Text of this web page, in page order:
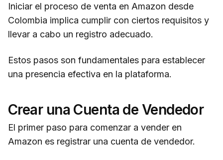
Iniciar el proceso de venta en Amazon desde
Colombia implica cumplir con ciertos requisitos y
llevar a cabo un registro adecuado.
Estos pasos son fundamentales para establecer
una presencia efectiva en la plataforma.
Crear una Cuenta de Vendedor
El primer paso para comenzar a vender en
Amazon es registrar una cuenta de vendedor.